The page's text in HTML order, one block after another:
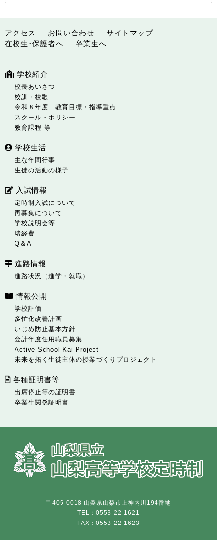
アクセス お問い合わせ
サイトマップ
在校生･保護者へ
卒業生へ
学校紹介
校長あいさつ
校訓・校歌
令和８年度 教育目標・指導重点
スクール・ポリシー
教育課程 等
学校生活
主な年間行事
生徒の活動の様子
入試情報
定時制入試について
再募集について
学校説明会等
諸経費
Q＆A
進路情報
進路状況（進学・就職）
情報公開
学校評価
多忙化改善計画
いじめ防止基本方針
会計年度任用職員募集
Active School Kai Project
未来を拓く生徒主体の授業づくりプロジェクト
各種証明書等
出席停止等の証明書
卒業生関係証明書
〒405-0018 山梨県山梨市上神内川194番地
TEL：0553-22-1621
FAX：0553-22-1623